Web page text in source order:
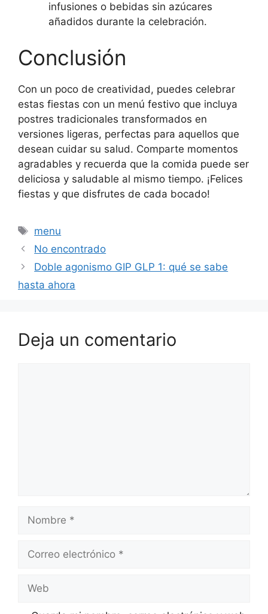
infusiones o bebidas sin azúcares
añadidos durante la celebración.
Conclusión
Con un poco de creatividad, puedes celebrar
estas fiestas con un menú festivo que incluya
postres tradicionales transformados en
versiones ligeras, perfectas para aquellos que
desean cuidar su salud. Comparte momentos
agradables y recuerda que la comida puede ser
deliciosa y saludable al mismo tiempo. ¡Felices
fiestas y que disfrutes de cada bocado!
Etiquetas
menu
No encontrado
Doble agonismo GIP GLP 1: qué se sabe
hasta ahora
Deja un comentario
electrónico